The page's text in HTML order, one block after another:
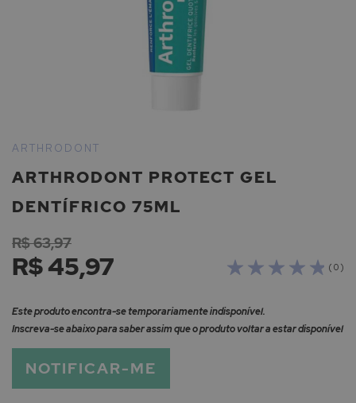
para
início
Galeria
imagens
ARTHRODONT PROTECT GEL
DENTÍFRICO 75ML
ARTHRODONT
( 0 )
R$ 45,97
R$ 63,97
Este produto encontra-se temporariamente indisponível.
Inscreva-se abaixo para saber assim que o produto voltar a estar disponível
NOTIFICAR-ME